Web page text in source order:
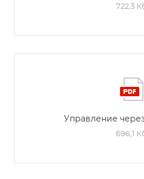
722,3
Управление
696,1